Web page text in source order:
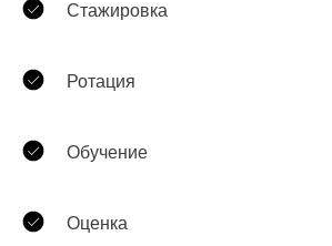
Стажировка
Ротация
Обучение
Оценка